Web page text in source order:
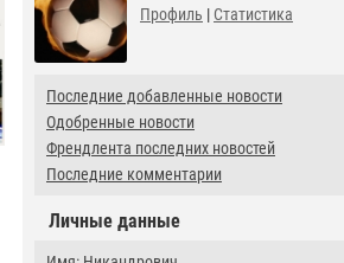
Профиль | Статистика
Последние добавленные новости
Одобренные новости
Френдлента последних новостей
Последние комментарии
Личные данные